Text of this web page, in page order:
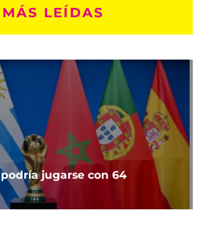
LEÍDAS
jugarse con 64